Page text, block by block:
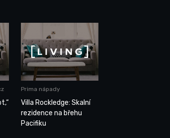
Prima nápady
Villa Rockledge: Skalní
rezidence na břehu
Pacifiku